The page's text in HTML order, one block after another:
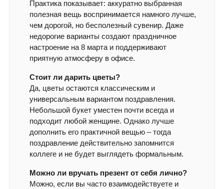
Практика показывает: аккуратно выбранная
полезная вещь воспринимается намного лучше,
чем дорогой, но бесполезный сувенир. Даже
недорогие варианты создают праздничное
настроение на 8 марта и поддерживают
приятную атмосферу в офисе.
Стоит ли дарить цветы?
Да, цветы остаются классическим и
универсальным вариантом поздравления.
Небольшой букет уместен почти всегда и
подходит любой женщине. Однако лучше
дополнить его практичной вещью – тогда
поздравление действительно запомнится
коллеге и не будет выглядеть формальным.
Можно ли вручать презент от себя лично?
Можно, если вы часто взаимодействуете и